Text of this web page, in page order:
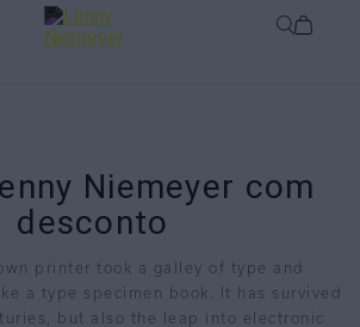
Niemeyer com
desconto
printer took a galley of type and
a type specimen book. It has survived
but also the leap into electronic